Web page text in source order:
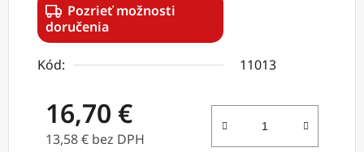
Pozrieť možnosti
doručenia
Kód: 11013
16,70 €
13,58 € bez DPH